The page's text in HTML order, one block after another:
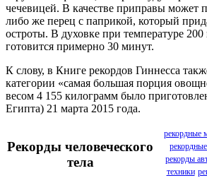
чечевицей. В качестве приправы может
либо же перец с паприкой, который
остроты. В духовке при температуре
готовится примерно 30 минут.
К слову, в Книге рекордов Гиннесса
категории «самая большая порция
весом 4 155 килограмм было
Египта) 21 марта 2015 года.
Рекорды человеческого
тела
рекордные
рекорды
техники